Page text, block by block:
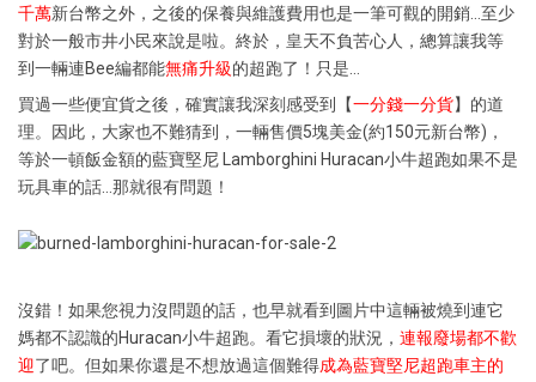
千萬新台幣之外，之後的保養與維護費用也是一筆可觀的開銷…至少
對於一般市井小民來說是啦。終於，皇天不負苦心人，總算讓我等
到一輛連Bee編都能無痛升級的超跑了！只是…
買過一些便宜貨之後，確實讓我深刻感受到【一分錢一分貨】的道
理。因此，大家也不難猜到，一輛售價5塊美金(約150元新台幣)，
等於一頓飯金額的藍寶堅尼 Lamborghini Huracan小牛超跑如果不是
玩具車的話…那就很有問題！
沒錯！如果您視力沒問題的話，也早就看到圖片中這輛被燒到連它
媽都不認識的Huracan小牛超跑。看它損壞的狀況， 連報廢場都不歡
迎了吧。但如果你還是不想放過這個難得成為藍寶堅尼超跑車主的